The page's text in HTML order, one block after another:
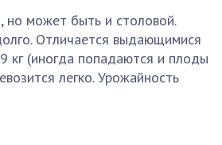
но может быть и столовой.
Отличается выдающимися
кг (иногда попадаются и плоды
легко. Урожайность